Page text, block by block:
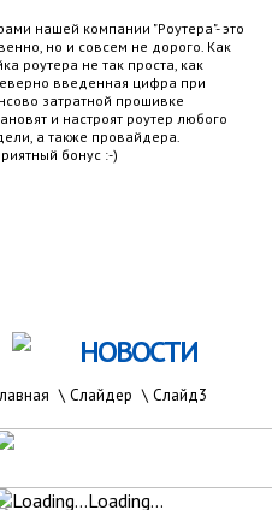
нашей компании "Роутера"- это
но и совсем не дорого. Как
роутера не так проста, как
введенная цифра при
затратной прошивке
и настроят роутер любого
а также провайдера.
бонус :-)
НОВОСТИ
Loading...
\ Слайдер \ Слайд3